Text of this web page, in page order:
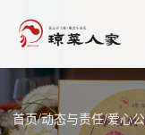
首页/动态与责任/爱心